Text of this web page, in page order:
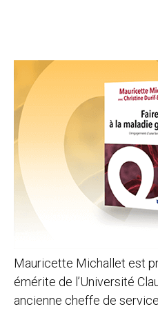
Mauricette Michallet est
émérite de l’Université
ancienne cheffe de